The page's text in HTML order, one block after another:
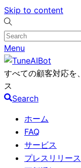
Skip to content
Menu
すべての顧客対応を
ス
Search
ホーム
FAQ
サービス
プレスリリース